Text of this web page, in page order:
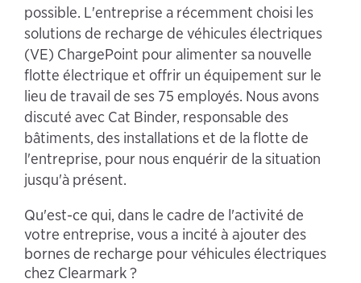
possible. L'entreprise a récemment choisi les
solutions de recharge de véhicules électriques
(VE) ChargePoint pour alimenter sa nouvelle
flotte électrique et offrir un équipement sur le
lieu de travail de ses 75 employés. Nous avons
discuté avec Cat Binder, responsable des
bâtiments, des installations et de la flotte de
l'entreprise, pour nous enquérir de la situation
jusqu'à présent.
Qu'est-ce qui, dans le cadre de l'activité de
votre entreprise, vous a incité à ajouter des
bornes de recharge pour véhicules électriques
chez Clearmark ?